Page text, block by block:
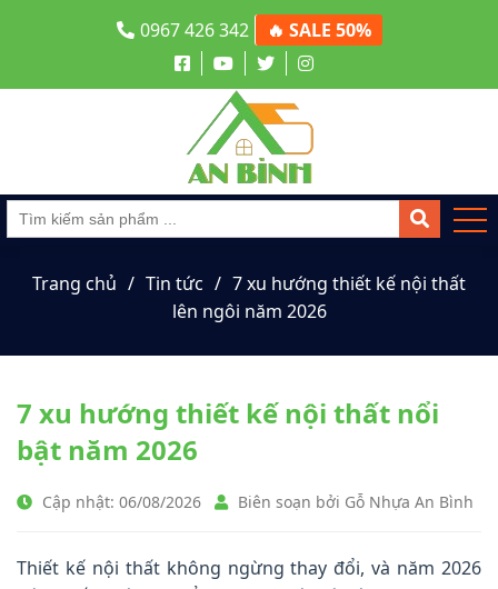
0967 426 342 🔥 SALE 50%
Trang chủ Tin tức
7 xu hướng thiết kế nội thất
lên ngôi năm 2026
7 xu hướng thiết kế nội thất nổi
bật năm 2026
Cập nhật: 06/08/2026 Biên soạn bởi Gỗ Nhựa An Bình
Thiết kế nội thất không ngừng thay đổi, và năm 2026